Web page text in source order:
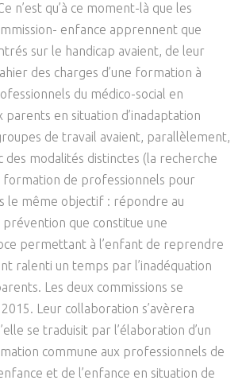
n’est qu’à ce moment-là que les
enfance apprennent que
sur le handicap avaient, de leur
des charges d’une formation à
du médico-social en
parents en situation d’inadaptation
de travail avaient, parallèlement,
des modalités distinctes (la recherche
formation de professionnels pour
le même objectif : répondre au
que constitue une
permettant à l’enfant de reprendre
ralenti un temps par l’inadéquation
Les deux commissions se
Leur collaboration s’avèrera
se traduisit par l’élaboration d’un
commune aux professionnels de
et de l’enfance en situation de